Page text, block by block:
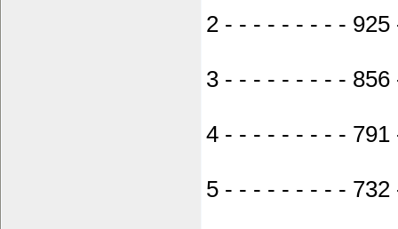
2 - - - - - - - - -
3 - - - - - - - - -
4 - - - - - - - - -
5 - - - - - - - - -